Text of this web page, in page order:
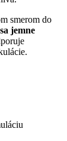
smerom do
jemne